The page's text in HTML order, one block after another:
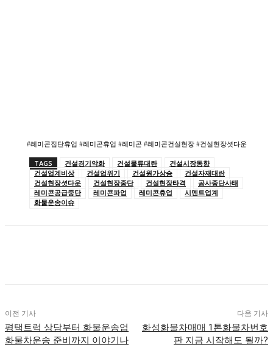
#레미콘집단휴업 #레미콘휴업 #레미콘 #레미콘건설현장 #건설현장셧다운
TAGS 건설경기악화 건설물류대란
건설시장동향
건설업계비상
건설업위기 건설원가상승
건설자재대란
건설현장셧다운
건설현장중단 건설현장타격
공사중단사태
레미콘공급중단
레미콘파업 레미콘휴업
시멘트업계
화물운송이슈
이전 기사
평택트럭 상담부터 화물운송업
화물차운송 준비까지 이야기나
다음 기사
화성화물차매매 1톤화물차번호
판 지금 시작해도 될까?